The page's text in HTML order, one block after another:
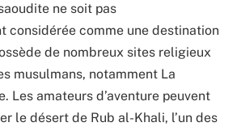
ne soit pas
considérée comme une destination
de nombreux sites religieux
musulmans, notamment La
Les amateurs d’aventure peuvent
le désert de Rub al-Khali, l’un des